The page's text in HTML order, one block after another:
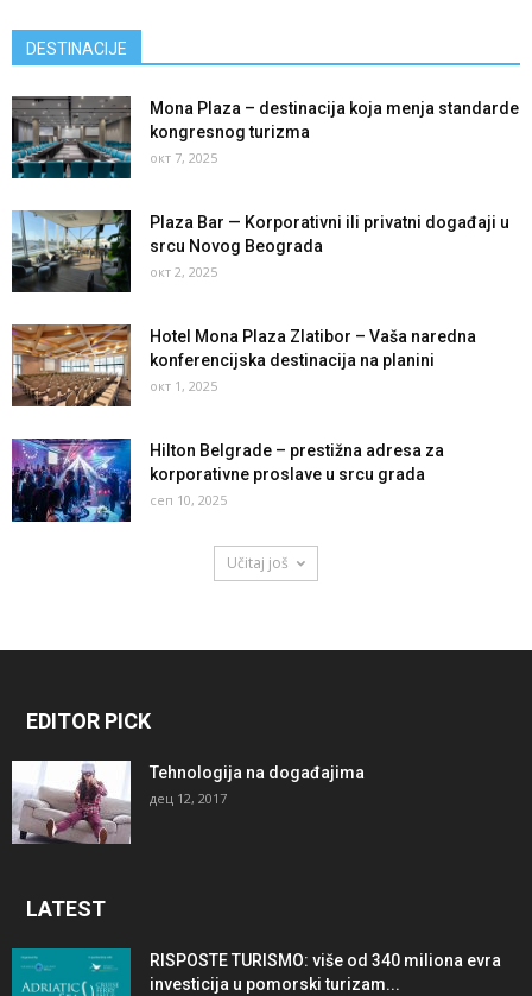
DESTINACIJE
Mona Plaza – destinacija koja menja standarde
kongresnog turizma
окт 7, 2025
Plaza Bar — Korporativni ili privatni događaji u
srcu Novog Beograda
окт 2, 2025
Hotel Mona Plaza Zlatibor – Vaša naredna
konferencijska destinacija na planini
окт 1, 2025
Hilton Belgrade – prestižna adresa za
korporativne proslave u srcu grada
сеп 10, 2025
Učitaj još
EDITOR PICK
Tehnologija na događajima
дец 12, 2017
LATEST
RISPOSTE TURISMO: više od 340 miliona evra
investicija u pomorski turizam...